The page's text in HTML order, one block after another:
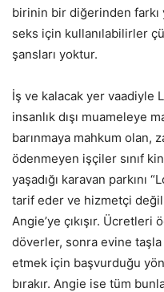
birinin bir diğerinden farkı
seks için kullanılabilirler
şansları yoktur.
İş ve kalacak yer vaadiyle
insanlık dışı muameleye
barınmaya mahkum olan,
ödenmeyen işçiler sınıf
yaşadığı karavan parkını
tarif eder ve hizmetçi
Angie’ye çıkışır.
döverler, sonra evine taşla
etmek için başvurduğu
bırakır. Angie ise tüm